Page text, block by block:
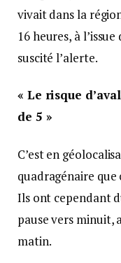
vivait dans la
16 heures, à
suscité l’alerte.
« Le risque
de 5 »
C’est en
quadragénaire
Ils ont cependant
pause vers minuit,
matin.